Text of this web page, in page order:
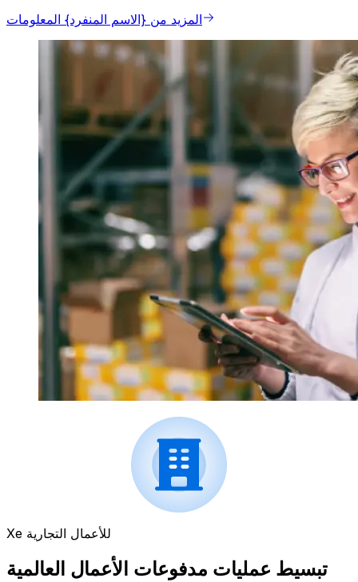
المزيد من {الاسم المنفرد} المعلومات
Xe للأعمال التجارية
تبسيط عمليات مدفوعات الأعمال العالمية